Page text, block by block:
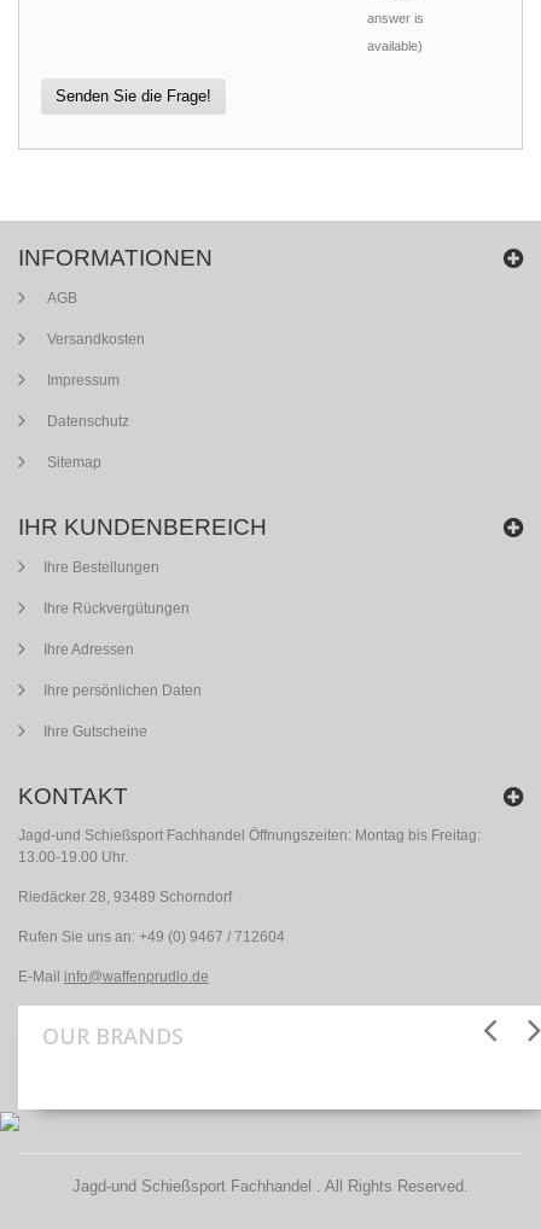
answer is
available)
Senden Sie die Frage!
INFORMATIONEN
AGB
Versandkosten
Impressum
Datenschutz
Sitemap
IHR KUNDENBEREICH
Ihre Bestellungen
Ihre Rückvergütungen
Ihre Adressen
Ihre persönlichen Daten
Ihre Gutscheine
KONTAKT
Jagd-und Schießsport Fachhandel Öffnungszeiten: Montag bis Freitag:
13.00-19.00 Uhr.
Riedäcker 28, 93489 Schorndorf
Rufen Sie uns an: +49 (0) 9467 / 712604
E-Mail info@waffenprudlo.de
OUR BRANDS
Jagd-und Schießsport Fachhandel . All Rights Reserved.